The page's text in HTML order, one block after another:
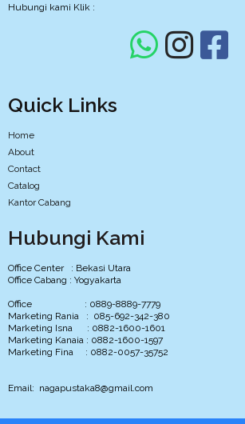
Hubungi kami Klik :
Quick Links
Home
About
Contact
Catalog
Kantor Cabang
Hubungi Kami
Office Center : Bekasi Utara
Office Cabang : Yogyakarta
Office : 0889-8889-7779
Marketing Rania : 085-692-342-380
Marketing Isna : 0882-1600-1601
Marketing Kanaia : 0882-1600-1597
Marketing Fina : 0882-0057-35752
Email: nagapustaka8@gmail.com